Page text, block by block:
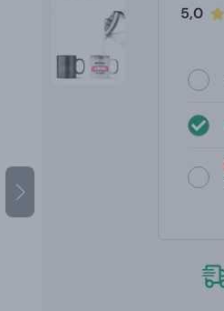
5,0